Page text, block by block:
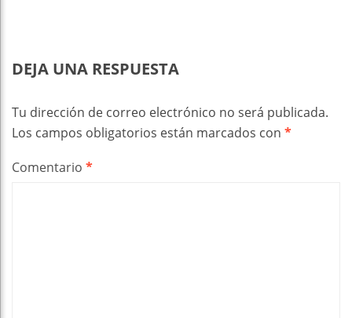
DEJA UNA RESPUESTA
Tu dirección de correo electrónico no será publicada.
Los campos obligatorios están marcados con *
Comentario *